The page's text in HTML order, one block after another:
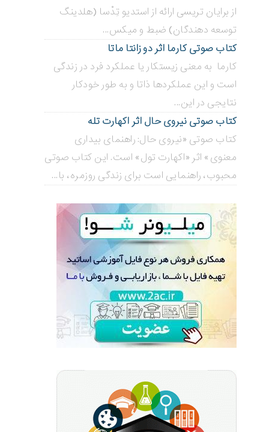
از برایان تریسی ارائه از استدیو تِدْسا (هلدینگ
توسعه دهندگان) ضبط و میکس...
کتاب صوتی کارما اثر دو زانتا ماتا
کارما به معنی زیستکار یا عملکرد فرد در زندگی
است و این عملکردها ذاتا و به طور خودکار
نتایجی در این...
کتاب صوتی نیروی حال اثر اکهارت تله
کتاب صوتی «نیروی حال: راهنمای بیداری
معنوی» اثر «اکهارت تول» است. این کتاب صوتی
محبوب، راهنمایی است برای زندگی روزمره، با...